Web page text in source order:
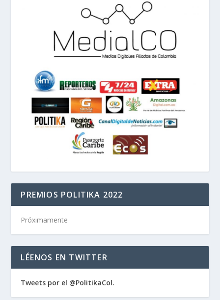
PREMIOS POLITIKA 2022
Próximamente
LÉENOS EN TWITTER
Tweets por el @PolitikaCol.